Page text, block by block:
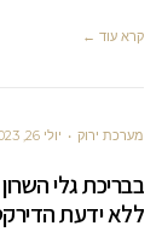
קרא עוד ←
מערכת ירוק יולי 26, 2023
ללא ידעת